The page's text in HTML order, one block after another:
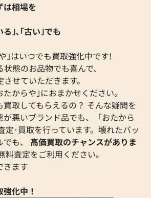
ク
エルメス ツイリ
参考買取価格
26,000円
2025年10月3日時
は相場を
る｣､｢古い｣でも
｣はいつでも買取強化中です!
状態のお品物でも喜んで、
させていただきます。
からや｣におまかせください。
取してもらえるの？ そんな疑問を
悪いブランド品でも、「おたから
定･買取を行っています。壊れたバッ
も、 高価買取のチャンスがありま
料査定をご利用ください。
きます
化中！